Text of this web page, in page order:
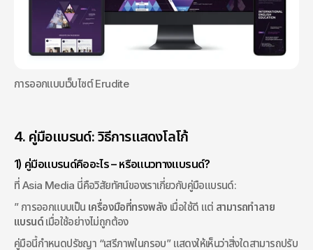
การออกแบบเว็บไซต์ Erudite
4. คู่มือแบรนด์: วิธีการแสดงโลโก้
1) คู่มือแบรนด์คืออะไร – หรือแนวทางแบรนด์?
ที่ Asia Media นี่คือวิสัยทัศน์ของเราเกี่ยวกับคู่มือแบรนด์:
” การออกแบบเป็น เครื่องมือที่ทรงพลัง เมื่อใช้ดี แต่ สามารถทำลาย
แบรนด์ เมื่อใช้อย่างไม่ถูกต้อง
คู่มือนี้กำหนดปรัชญา “เสรีภาพในกรอบ” แสดงให้เห็นว่าสิ่งใดสามารถปรับ